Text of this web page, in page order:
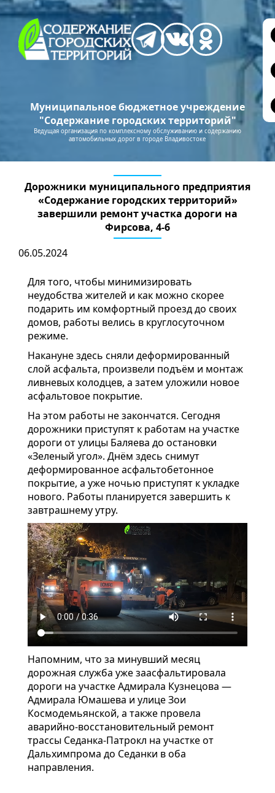
Муниципальное бюджетное учреждение
"Содержание городских территорий"
Ведущая организация по комплексному обслуживанию и содержанию
автомобильных дорог в городе Владивостоке
Дорожники муниципального предприятия
«Содержание городских территорий»
завершили ремонт участка дороги на
Фирсова, 4-6
06.05.2024
Для того, чтобы минимизировать
неудобства жителей и как можно скорее
подарить им комфортный проезд до своих
домов, работы велись в круглосуточном
режиме.
Накануне здесь сняли деформированный
слой асфальта, произвели подъём и монтаж
ливневых колодцев, а затем уложили новое
асфальтовое покрытие.
На этом работы не закончатся. Сегодня
дорожники приступят к работам на участке
дороги от улицы Баляева до остановки
«Зеленый угол». Днём здесь снимут
деформированное асфальтобетонное
покрытие, а уже ночью приступят к укладке
нового. Работы планируется завершить к
завтрашнему утру.
Напомним, что за минувший месяц
дорожная служба уже заасфальтировала
дороги на участке Адмирала Кузнецова —
Адмирала Юмашева и улице Зои
Космодемьянской, а также провела
аварийно-восстановительный ремонт
трассы Седанка-Патрокл на участке от
Дальхимпрома до Седанки в оба
направления.